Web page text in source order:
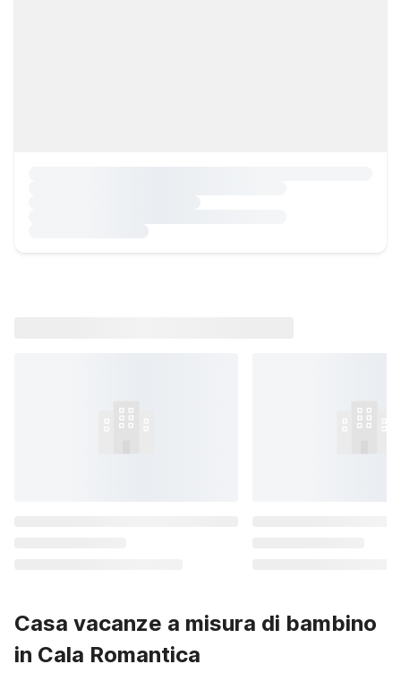
Casa vacanze a misura di bambino
in Cala Romantica